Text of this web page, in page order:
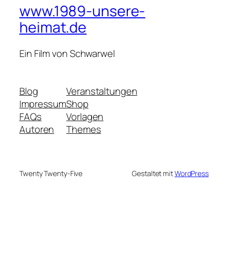
www.1989-unsere-
heimat.de
Ein Film von Schwarwel
Blog
Impressum
FAQs
Autoren
Veranstaltungen
Shop
Vorlagen
Themes
Twenty Twenty-Five Gestaltet mitWordPress